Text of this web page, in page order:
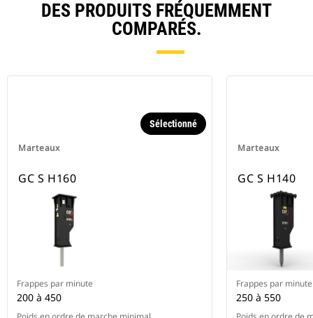
DES PRODUITS FRÉQUEMMENT
COMPARÉS.
Marteaux
Sélectionné
GC S H160
Frappes par minute
200 à 450
Marteaux
GC S H140
Frappes par minute
250 à 550